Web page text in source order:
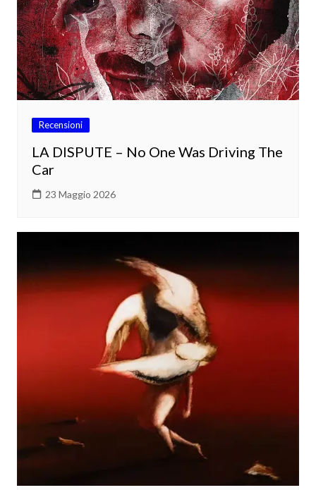
Recensioni
LA DISPUTE – No One Was Driving The
Car
23 Maggio 2026